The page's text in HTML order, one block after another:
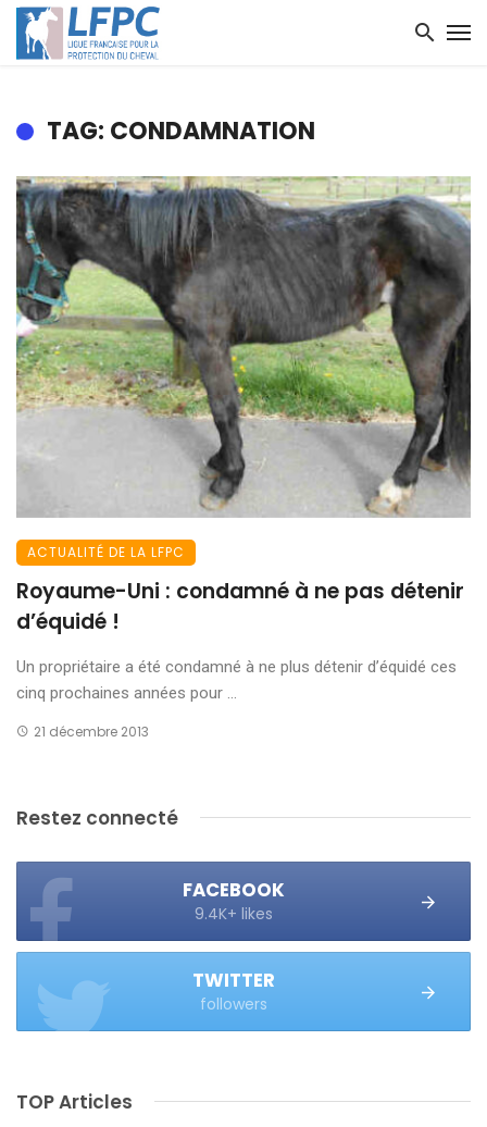
TAG: CONDAMNATION
ACTUALITÉ DE LA LFPC
Royaume-Uni : condamné à ne pas détenir
d’équidé !
Un propriétaire a été condamné à ne plus détenir d’équidé ces
cinq prochaines années pour ...
21 décembre 2013
Restez connecté
FACEBOOK
9.4K+ likes
TWITTER
followers
TOP Articles